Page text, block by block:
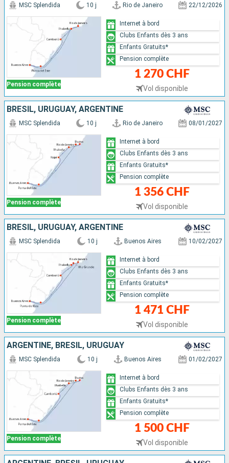
Pension complète
MSC Splendida 10 j Rio de Janeiro 22/12/2026
1 270 CHF
Vol disponible
Internet à bord
Clubs Enfants dès 3 ans
Enfants Gratuits*
Pension complète
BRÉSIL, URUGUAY, ARGENTINE
Pension complète
MSC Splendida 10 j Rio de Janeiro 08/01/2027
1 356 CHF
Vol disponible
Internet à bord
Clubs Enfants dès 3 ans
Enfants Gratuits*
Pension complète
BRÉSIL, URUGUAY, ARGENTINE
Pension complète
MSC Splendida 10 j Buenos Aires 10/02/2027
1 471 CHF
Vol disponible
Internet à bord
Clubs Enfants dès 3 ans
Enfants Gratuits*
Pension complète
ARGENTINE, BRÉSIL, URUGUAY
Pension complète
MSC Splendida 10 j Buenos Aires 01/02/2027
1 500 CHF
Vol disponible
Internet à bord
Clubs Enfants dès 3 ans
Enfants Gratuits*
Pension complète